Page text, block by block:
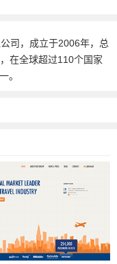
司，成立于2006年，总
在全球超过110个国家
。